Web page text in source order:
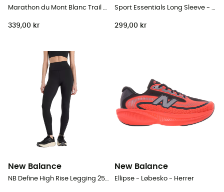
Marathon du Mont Blanc Trail Cap - Cap
339,00 kr
Sport Essentials Long Sleeve - T-shirt - Herrer
299,00 kr
New Balance
NB Define High Rise Legging 25" - Løbetight - Damer
New Balance
Ellipse - Løbesko - Herrer